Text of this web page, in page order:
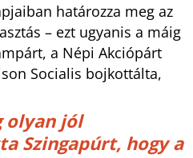
határozza meg az
– ezt ugyanis a máig
a Népi Akciópárt
Socialis bojkottálta,
olyan jól
Szingapúrt, hogy a